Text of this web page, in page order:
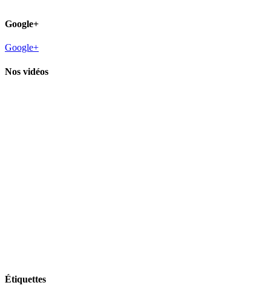
Google+
Google+
Nos vidéos
Étiquettes